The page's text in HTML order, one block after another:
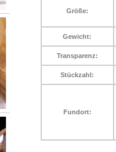
Größe:
Gewicht:
Transparenz:
Stückzahl:
Fundort: